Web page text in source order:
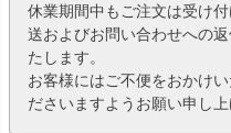
休業期間中もご注文は受け
送およびお問い合わせへの
たします。
お客様にはご不便をおかけ
ださいますようお願い申し上